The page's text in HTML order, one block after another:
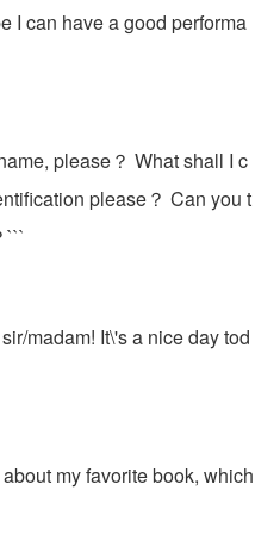
I can have a good performa
please？ What shall I c
please？ Can you t
madam! It\'s a nice day tod
my favorite book, which